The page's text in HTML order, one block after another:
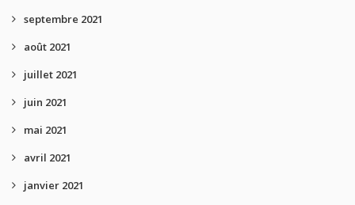
septembre 2021
août 2021
juillet 2021
juin 2021
mai 2021
avril 2021
janvier 2021